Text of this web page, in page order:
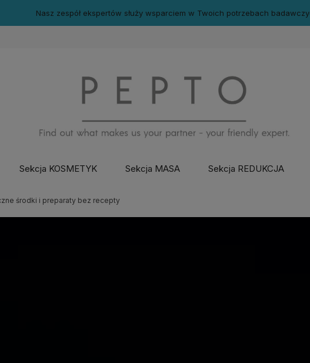
Nasz zespół ekspertów służy wsparciem w Twoich potrzebach
Sekcja KOSMETYK Sekcja MASA Sekcja REDUKCJA
środki i preparaty bez recepty